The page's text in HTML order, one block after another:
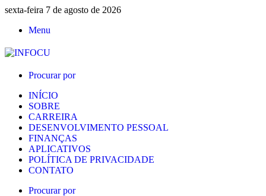
sexta-feira 7 de agosto de 2026
Menu
Procurar por
INÍCIO
SOBRE
CARREIRA
DESENVOLVIMENTO PESSOAL
FINANÇAS
APLICATIVOS
POLÍTICA DE PRIVACIDADE
CONTATO
Procurar por